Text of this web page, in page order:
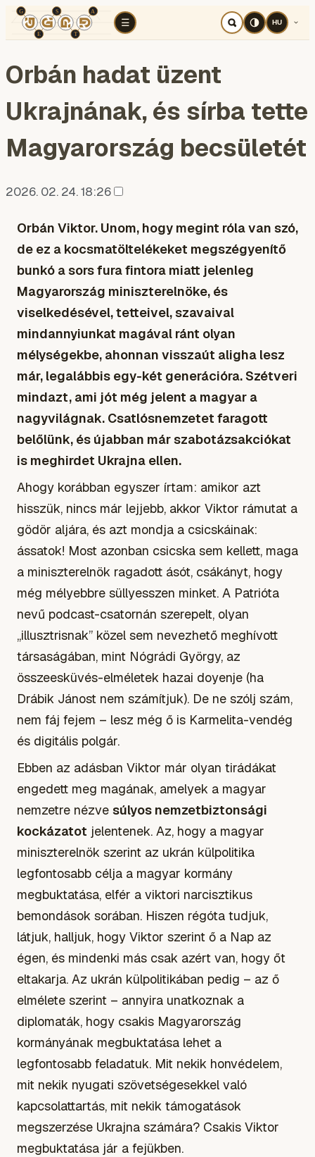
☰
TÉR KOGNITÍV HÁBORÚ
HU
Orbán hadat üzent
Ukrajnának, és sírba tette
Magyarország becsületét
2026. 02. 24. 18:26
Orbán Viktor. Unom, hogy megint róla van szó,
de ez a kocsmatöltelékeket megszégyenítő
bunkó a sors fura fintora miatt jelenleg
Magyarország miniszterelnöke, és
viselkedésével, tetteivel, szavaival
mindannyiunkat magával ránt olyan
mélységekbe, ahonnan visszaút aligha lesz
már, legalábbis egy-két generációra. Szétveri
mindazt, ami jót még jelent a magyar a
nagyvilágnak. Csatlósnemzetet faragott
belőlünk, és újabban már szabotázsakciókat
is meghirdet Ukrajna ellen.
Ahogy korábban egyszer írtam: amikor azt
hisszük, nincs már lejjebb, akkor Viktor rámutat a
gödör aljára, és azt mondja a csicskáinak:
ássatok! Most azonban csicska sem kellett, maga
a miniszterelnök ragadott ásót, csákányt, hogy
még mélyebbre süllyesszen minket. A Patrióta
nevű podcast-csatornán szerepelt, olyan
„illusztrisnak” közel sem nevezhető meghívott
társaságában, mint Nógrádi György, az
összeesküvés-elméletek hazai doyenje (ha
Drábik Jánost nem számítjuk). De ne szólj szám,
nem fáj fejem – lesz még ő is Karmelita-vendég
és digitális polgár.
Ebben az adásban Viktor már olyan tirádákat
engedett meg magának, amelyek a magyar
nemzetre nézve súlyos nemzetbiztonsági
kockázatot jelentenek. Az, hogy a magyar
miniszterelnök szerint az ukrán külpolitika
legfontosabb célja a magyar kormány
megbuktatása, elfér a viktori narcisztikus
bemondások sorában. Hiszen régóta tudjuk,
látjuk, halljuk, hogy Viktor szerint ő a Nap az
égen, és mindenki más csak azért van, hogy őt
eltakarja. Az ukrán külpolitikában pedig – az ő
elmélete szerint – annyira unatkoznak a
diplomaták, hogy csakis Magyarország
kormányának megbuktatása lehet a
legfontosabb feladatuk. Mit nekik honvédelem,
mit nekik nyugati szövetségesekkel való
kapcsolattartás, mit nekik támogatások
megszerzése Ukrajna számára? Csakis Viktor
megbuktatása jár a fejükben.